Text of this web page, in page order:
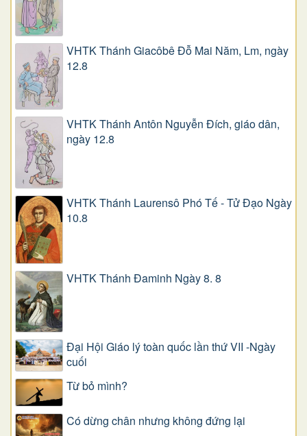
VHTK Thánh Giacôbê Ðỗ Mai Năm, Lm, ngày
12.8
VHTK Thánh Antôn Nguyễn Ðích, giáo dân,
ngày 12.8
VHTK Thánh Laurensô Phó Tế - Tử Đạo Ngày
10.8
VHTK Thánh Đaminh Ngày 8. 8
Đại Hội Giáo lý toàn quốc lần thứ VII -Ngày
cuối
Từ bỏ mình?
Có dừng chân nhưng không đứng lại